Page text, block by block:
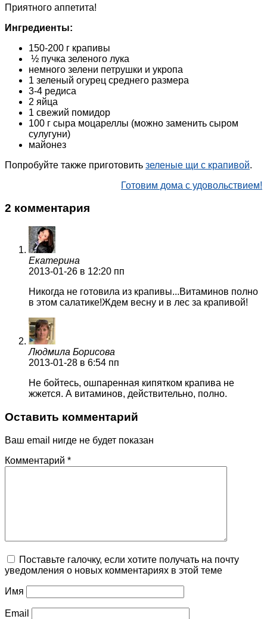
Приятного аппетита!
Ингредиенты:
150-200 г крапивы
½ пучка зеленого лука
немного зелени петрушки и укропа
1 зеленый огурец среднего размера
3-4 редиса
2 яйца
1 свежий помидор
100 г сыра моцареллы (можно заменить сыром
сулугуни)
майонез
Попробуйте также приготовить зеленые щи с крапивой.
Готовим дома с удовольствием!
2 комментария
Екатерина
2013-01-26 в 12:20 пп
Никогда не готовила из крапивы...Витаминов полно
в этом салатике!Ждем весну и в лес за крапивой!
Людмила Борисова
2013-01-28 в 6:54 пп
Не бойтесь, ошпаренная кипятком крапива не
жжется. А витаминов, действительно, полно.
Оставить комментарий
Ваш email нигде не будет показан
Комментарий *
Поставьте галочку, если хотите получать на почту
уведомления о новых комментариях в этой теме
Имя
Email